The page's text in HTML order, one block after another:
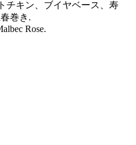
チキン、ブイヤベース、寿
巻き.
Rose.